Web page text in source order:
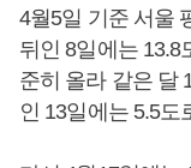
4월5일 기준 서울
뒤인 8일에는 13.8
준히 올라 같은 달
인 13일에는 5.5도